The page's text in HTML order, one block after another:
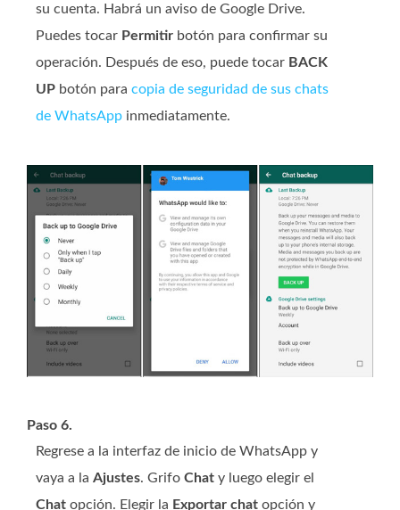
su cuenta. Habrá un aviso de Google Drive.
Puedes tocar Permitir botón para confirmar su
operación. Después de eso, puede tocar BACK
UP botón para copia de seguridad de sus chats
de WhatsApp inmediatamente.
Paso 6.
Regrese a la interfaz de inicio de WhatsApp y
vaya a la Ajustes. Grifo Chat y luego elegir el
Chat opción. Elegir la Exportar chat opción y